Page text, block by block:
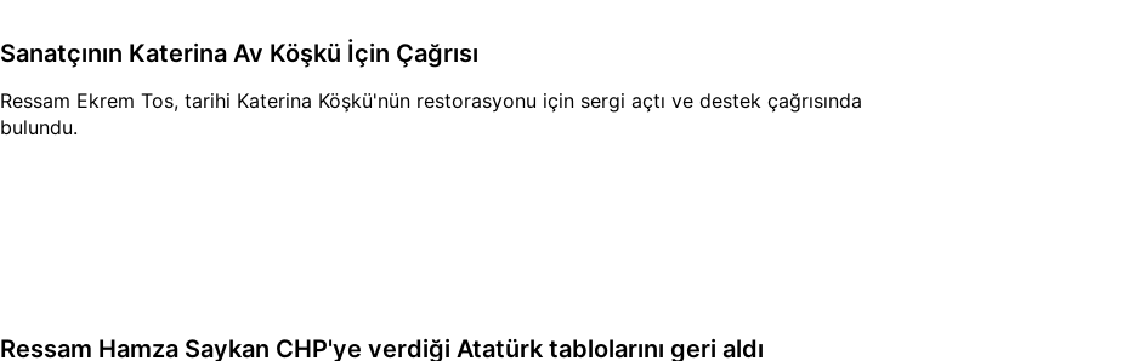
Sanatçının Katerina Av Köşkü İçin Çağrısı
Ressam Ekrem Tos, tarihi Katerina Köşkü'nün restorasyonu için sergi açtı ve destek çağrısında
bulundu.
Ressam Hamza Saykan CHP'ye verdiği Atatürk tablolarını geri aldı